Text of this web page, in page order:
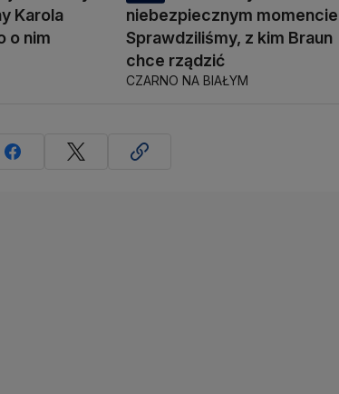
Karola
o nim
niebezpiecznym
Sprawdziliśmy, z kim Braun
chce rządzić
CZARNO NA BIAŁYM